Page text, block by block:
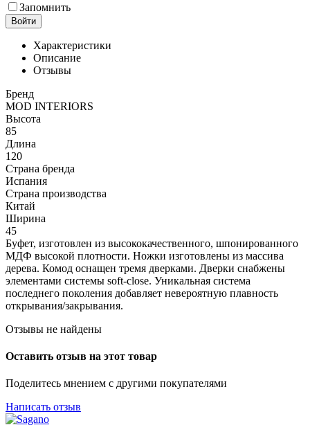
Запомнить
Войти
Характеристики
Описание
Отзывы
Бренд
MOD INTERIORS
Высота
85
Длина
120
Страна бренда
Испания
Страна производства
Китай
Ширина
45
Буфет, изготовлен из высококачественного, шпонированного
МДФ высокой плотности. Ножки изготовлены из массива
дерева. Комод оснащен тремя дверками. Дверки снабжены
элементами системы soft-close. Уникальная система
последнего поколения добавляет невероятную плавность
открывания/закрывания.
Отзывы не найдены
Оставить отзыв на этот товар
Поделитесь мнением с другими покупателями
Написать отзыв